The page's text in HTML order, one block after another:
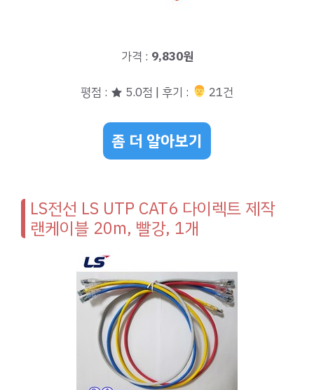
가격 : 9,830원
평점 : ★ 5.0점 | 후기 : ‍‍ 21건
좀 더 알아보기
LS전선 LS UTP CAT6 다이렉트 제작
랜케이블 20m, 빨강, 1개